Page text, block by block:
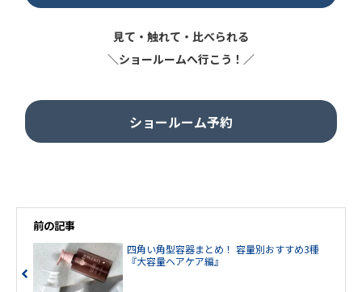
見て・触れて・比べられる
＼ショールームへ行こう！／
ショールーム予約
前の記事
四角い角型容器まとめ！ 容量別おすすめ3種
『大容量ヘアケア編』